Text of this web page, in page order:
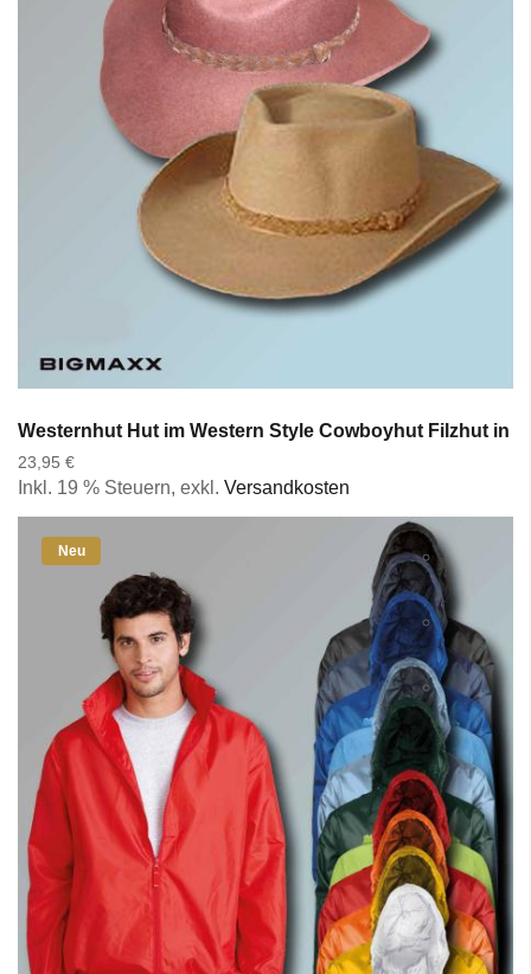
Westernhut Hut im Western Style Cowboyhut Filzhut in
23,95 €
Inkl. 19 % Steuern, exkl. Versandkosten
Neu